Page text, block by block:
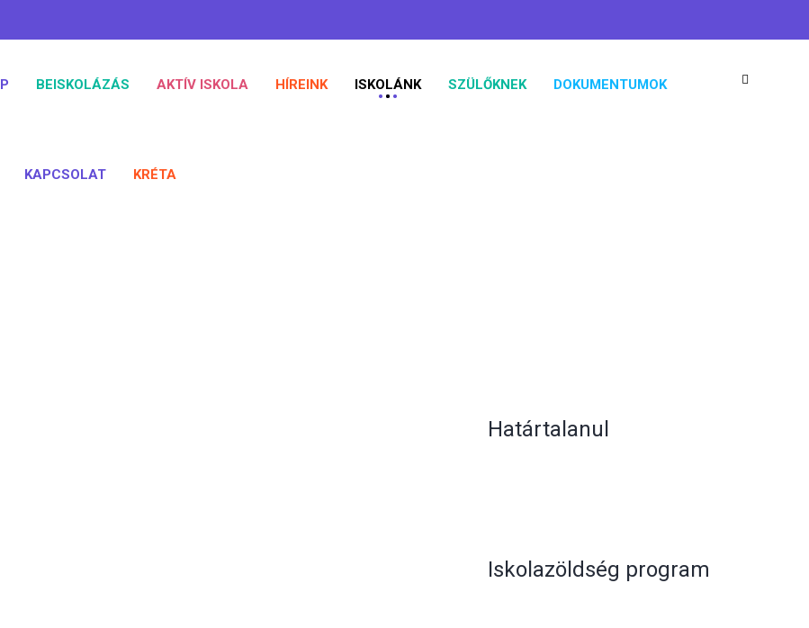
BEISKOLÁZÁS AKTÍV ISKOLA HÍREINK ISKOLÁNK SZÜLŐKNEK DOKUMENTUMOK
KAPCSOLAT KRÉTA
Határtalanul
Iskolazöldség program